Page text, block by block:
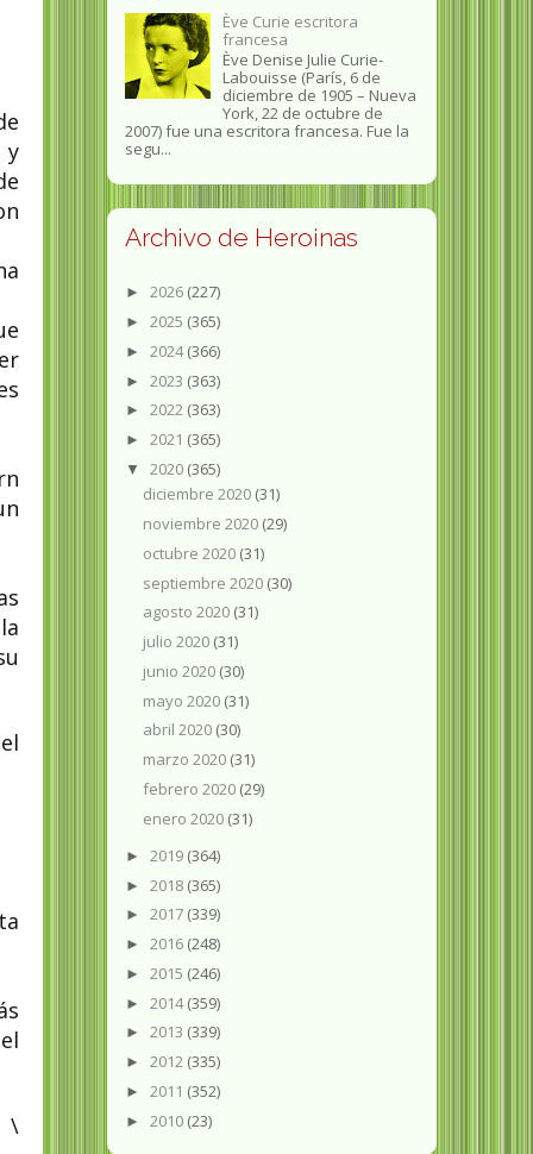
y
\
Ève Curie escritora
francesa
Ève Denise Julie Curie-
Labouisse (París, 6 de
diciembre de 1905 – Nueva
York, 22 de octubre de
2007) fue una escritora francesa. Fue la
segu...
Archivo de Heroinas
► 2026 (227)
► 2025 (365)
► 2024(366)
► 2023 (363)
► 2022 (363)
► 2021 (365)
▼ 2020 (365)
diciembre 2020 (31)
noviembre 2020 (29)
octubre 2020 (31)
septiembre 2020 (30)
agosto 2020 (31)
julio 2020 (31)
junio 2020 (30)
mayo 2020 (31)
abril 2020 (30)
marzo 2020 (31)
febrero 2020 (29)
enero 2020 (31)
► 2019 (364)
► 2018 (365)
► 2017 (339)
► 2016 (248)
► 2015 (246)
► 2014(359)
► 2013 (339)
► 2012 (335)
► 2011 (352)
► 2010 (23)